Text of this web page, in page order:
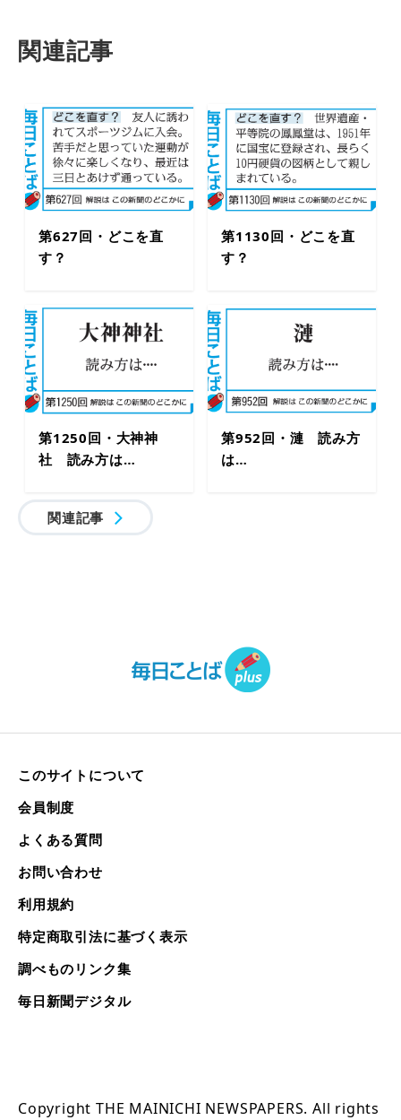
関連記事
第627回・どこを直
す？
第1130回・どこを直
す？
第1250回・大神神
社 読み方は…
第952回・漣 読み方
は…
関連記事
このサイトについて
会員制度
よくある質問
お問い合わせ
利用規約
特定商取引法に基づく表示
調べものリンク集
毎日新聞デジタル
Copyright THE MAINICHI NEWSPAPERS. All rights